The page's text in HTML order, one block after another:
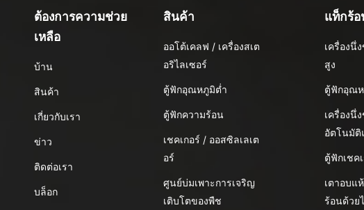
ต้องการความช่วย
เหลือ
บ้าน
สินค้า
เกี่ยวกับเรา
ข่าว
ติดต่อเรา
บล็อก
สินค้า
ออโต้เคลฟ / เครื่องสเต
อริไลเซอร์
ตู้ฟักอุณหภูมิต่ำ
ตู้ฟักความร้อน
เชคเกอร์ / ออสซิลเลเต
อร์
ศูนย์บ่มเพาะการเจริญ
เติบโตของพืช
แท็กร้อ
เครื่องนึ่
สูง
ตู้ฟักอุณ
เครื่องนึ่
อัตโนมัติ
ตู้ฟักเชค
เตาอบแ
ร้อนด้วย